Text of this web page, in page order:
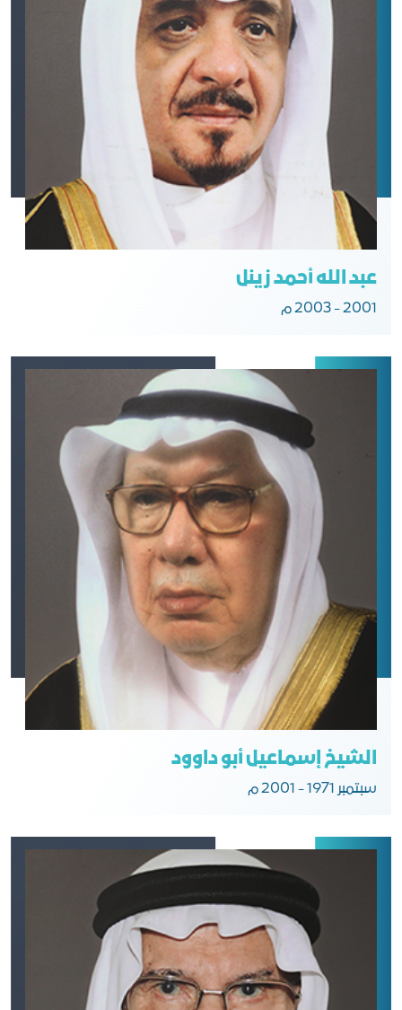
عبد الله أحمد زينل
2001 - 2003 م
الشيخ إسماعيل أبو داوود
سبتمبر 1971 - 2001 م